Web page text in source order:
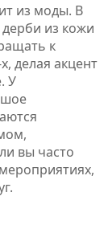
из моды. В
из кожи
к
делая акцент
У
вы часто